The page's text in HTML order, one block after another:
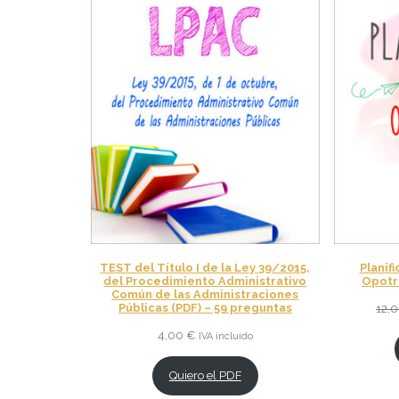
TEST del Título I de la Ley 39/2015,
del Procedimiento Administrativo
Común de las Administraciones
Públicas (PDF) – 59 preguntas
4,00 € IVA incluido
Quiero el PDF